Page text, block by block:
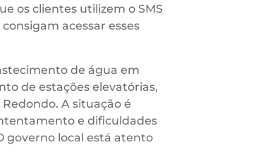
os clientes utilizem o SMS
acessar esses
de água em
de estações elevatórias,
A situação é
e dificuldades
governo local está atento